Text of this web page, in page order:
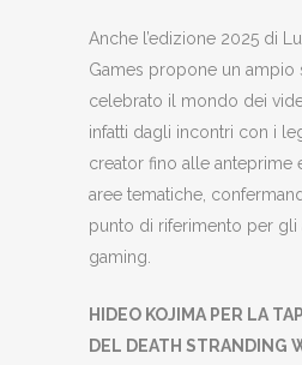
Anche l’edizione 2025 di
Games propone un ampio
celebrato il mondo dei
infatti dagli incontri con i
creator fino alle anteprime
aree tematiche,
punto di riferimento per gli
gaming.
HIDEO KOJIMA PER LA
DEL DEATH STRANDING